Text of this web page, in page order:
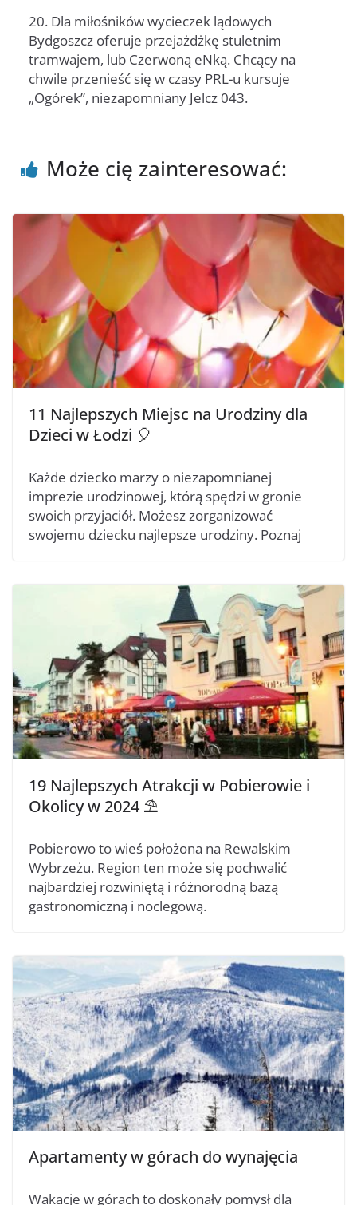
20. Dla miłośników wycieczek lądowych
Bydgoszcz oferuje przejażdżkę stuletnim
tramwajem, lub Czerwoną eNką. Chcący na
chwile przenieść się w czasy PRL-u kursuje
„Ogórek”, niezapomniany Jelcz 043.
Może cię zainteresować:
11 Najlepszych Miejsc na Urodziny dla
Dzieci w Łodzi 🎈
Każde dziecko marzy o niezapomnianej
imprezie urodzinowej, którą spędzi w gronie
swoich przyjaciół. Możesz zorganizować
swojemu dziecku najlepsze urodziny. Poznaj
19 Najlepszych Atrakcji w Pobierowie i
Okolicy w 2024 ⛱️
Pobierowo to wieś położona na Rewalskim
Wybrzeżu. Region ten może się pochwalić
najbardziej rozwiniętą i różnorodną bazą
gastronomiczną i noclegową.
Apartamenty w górach do wynajęcia
Wakacje w górach to doskonały pomysł dla